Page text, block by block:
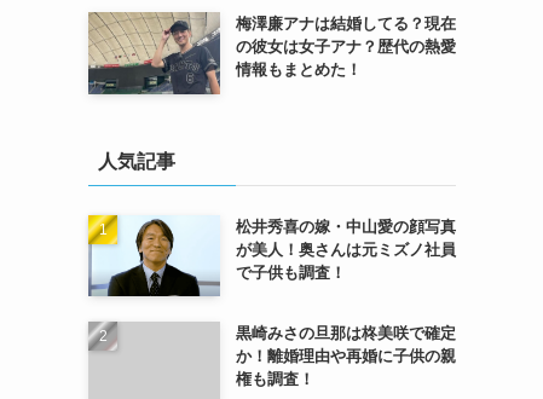
梅澤廉アナは結婚してる？現在
の彼女は女子アナ？歴代の熱愛
情報もまとめた！
人気記事
松井秀喜の嫁・中山愛の顔写真
が美人！奥さんは元ミズノ社員
で子供も調査！
黒崎みさの旦那は柊美咲で確定
か！離婚理由や再婚に子供の親
権も調査！